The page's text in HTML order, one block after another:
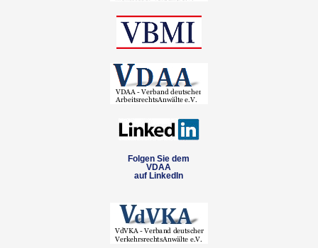
Folgen Sie dem
VDAA
auf LinkedIn